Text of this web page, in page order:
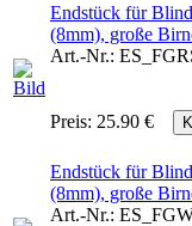
Endstück für
(8mm), große
Art.-Nr.:
Preis: 25.90 €
Endstück für
(8mm), große
Art.-Nr.: